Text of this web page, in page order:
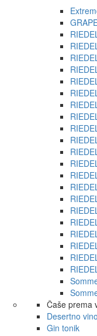
Čaše prema
Desertno vino
Gin tonik